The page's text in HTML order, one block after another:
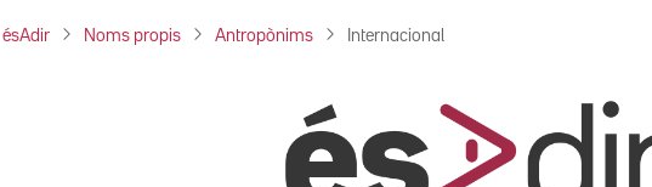
ésAdir Noms propis Antropònims Internacional